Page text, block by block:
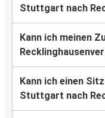
Stuttgart nach
Kann ich meinen
Kann ich einen
Stuttgart nach